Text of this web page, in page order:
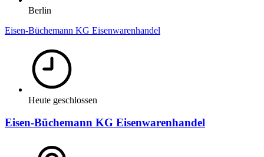
Berlin
Eisen-Büchemann KG Eisenwarenhandel
Heute geschlossen
Eisen-Büchemann KG Eisenwarenhandel